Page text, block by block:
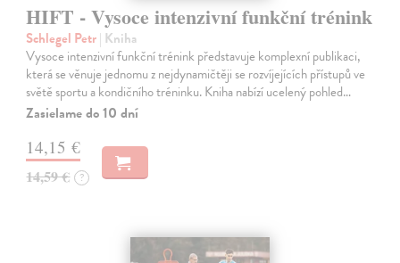
HIFT - Vysoce intenzivní funkční trénink
Schlegel Petr| Kniha
Vysoce intenzivní funkční trénink představuje komplexní publikaci,
která se věnuje jednomu z nejdynamičtěji se rozvíjejících přístupů ve
světě sportu a kondičního tréninku. Kniha nabízí ucelený pohled…
Zasielame do 10 dní
14,15 €
14,59 € ?